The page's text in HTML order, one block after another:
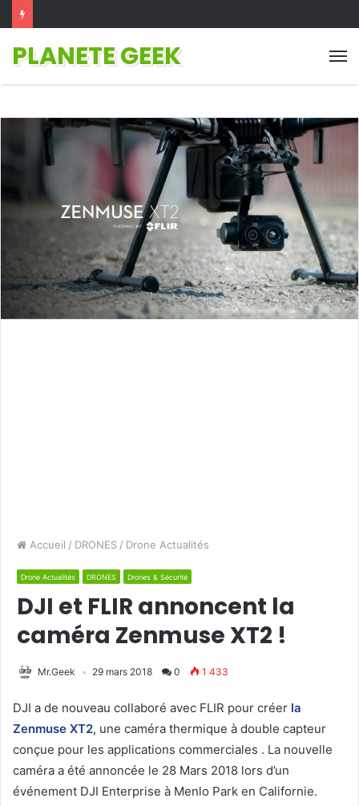
PLANETE GEEK
Accueil / DRONES / Drone Actualités
Drone Actualités DRONES Drones & Sécurité
DJI et FLIR annoncent la
caméra Zenmuse XT2 !
Mr.Geek 29 mars 2018 0 1 433
DJI a de nouveau collaboré avec FLIR pour créer la
Zenmuse XT2, une caméra thermique à double capteur
conçue pour les applications commerciales . La nouvelle
caméra a été annoncée le 28 Mars 2018 lors d’un
événement DJI Enterprise à Menlo Park en Californie.